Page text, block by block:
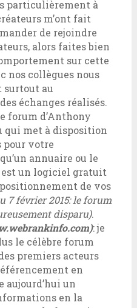
particulièrement à
m’ont fait
de rejoindre
alors faites bien
sur cette
nos collègues nous
surtout au
échanges réalisés.
forum d’Anthony
qui met à disposition
pour votre
annuaire ou le
est un logiciel gratuit
de vos
7 février 2015: le forum
disparu).
: je
le célèbre forum
premiers acteurs
en
aujourd’hui un
en la